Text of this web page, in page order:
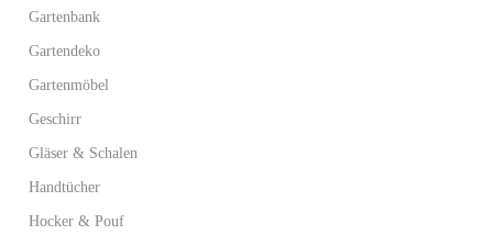
Gartenbank
Gartendeko
Gartenmöbel
Geschirr
Gläser & Schalen
Handtücher
Hocker & Pouf